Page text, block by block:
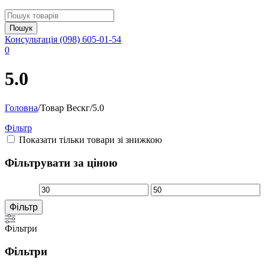
Консультація (098) 605-01-54
0
5.0
Головна/Товар Вескг/5.0
Фільтр
Показати тільки товари зі знижкою
Фільтрувати за ціною
Мінімальна Найбільша
Фільтр
Фільтри
Фільтри